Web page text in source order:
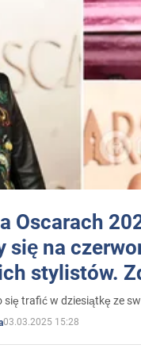
Oscarach
się na
stylistów.
się trafić w dziesiątkę ze
03.03.2025 15:28